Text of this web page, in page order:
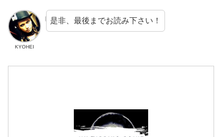
KYOHEI
是非、最後までお読み下さい！